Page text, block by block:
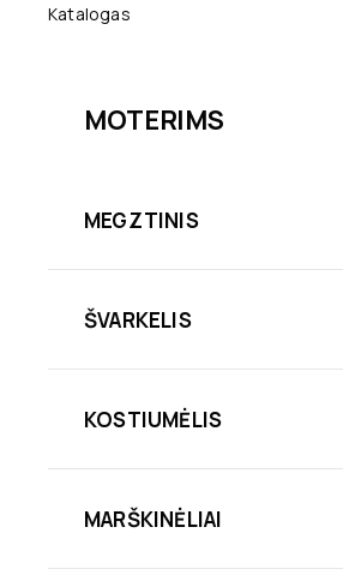
Katalogas
MOTERIMS
MEGZTINIS
ŠVARKELIS
KOSTIUMĖLIS
MARŠKINĖLIAI